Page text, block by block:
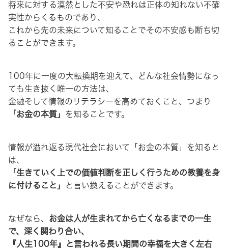
将来に対する漠然とした不安や恐れは正体の知れない不確
実性からくるものであり、
これから先の未来について知ることでその不安感も断ち切
ることができます。
100年に一度の大転換期を迎えて、どんな社会情勢になっ
ても生き抜く唯一の方法は、
金融そして情報のリテラシーを高めておくこと、つまり
「お金の本質」 を知ることです。
情報が溢れ返る現代社会において「お金の本質」を知ると
は、
「生きていく上での価値判断を正しく行うための教養を身
に付けること」
と言い換えることができます。
なぜなら、 お金は人が生まれてから亡くなるまでの一生
で、深く関わり合い、
『人生100年』と言われる長い期間の幸福を大きく左右